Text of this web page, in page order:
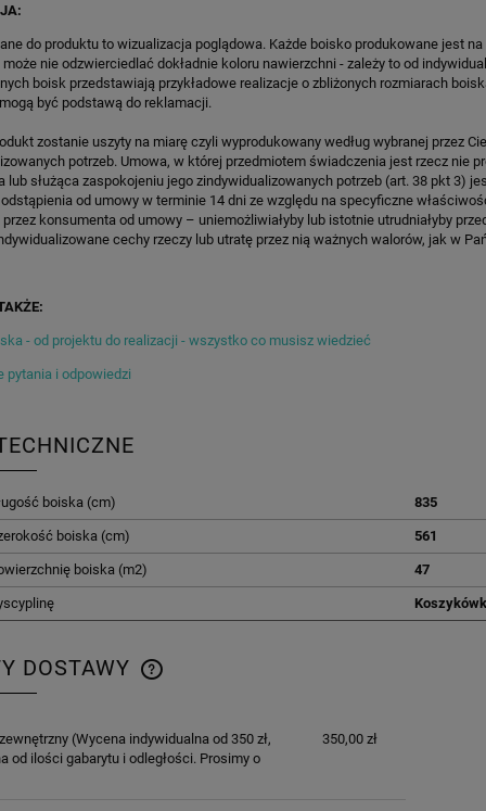
do produktu to wizualizacja poglądowa. Każde boisko produkowane jest
nie odzwierciedlać dokładnie koloru nawierzchni - zależy to od
boisk przedstawiają przykładowe realizacje o zbliżonych rozmiarach
być podstawą do reklamacji.
zostanie uszyty na miarę czyli wyprodukowany według wybranej przez
potrzeb. Umowa, w której przedmiotem świadczenia jest rzecz nie
lub służąca zaspokojeniu jego zindywidualizowanych potrzeb (art. 38 pkt 3)
od umowy w terminie 14 dni ze względu na specyficzne
konsumenta od umowy – uniemożliwiałyby lub istotnie utrudniałyby
cechy rzeczy lub utratę przez nią ważnych walorów, jak w
- od projektu do realizacji - wszystko co musisz wiedzieć
pytania i odpowiedzi
boiska (cm) 835
boiska (cm) 561
boiska (m2) 47
DOSTAWY
KOSZTÓW PŁATNOŚCI
(Wycena indywidualna od 350 zł,
od ilości gabarytu i odległości. Prosimy o
350,00 zł